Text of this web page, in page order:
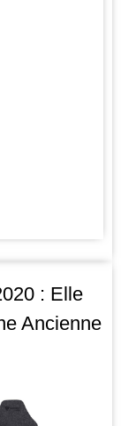
: Elle
Ancienne